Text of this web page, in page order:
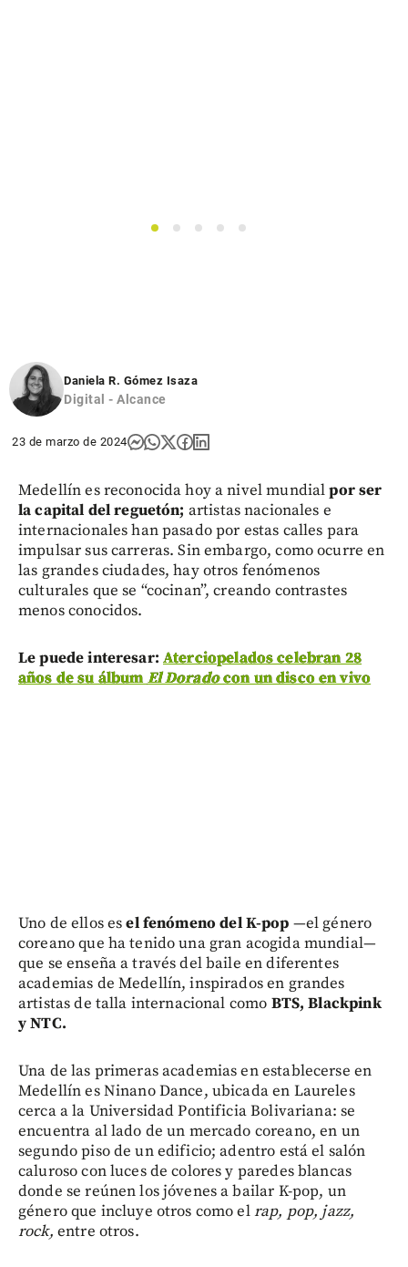
1 2 3 4 5
Daniela R. Gómez Isaza
Digital - Alcance
23 de marzo de 2024
Medellín es reconocida hoy a nivel mundialpor ser
la capital del reguetón; artistas nacionales e
internacionales han pasado por estas calles para
impulsar sus carreras. Sin embargo, como ocurre en
las grandes ciudades, hay otros fenómenos
culturales que se “cocinan”, creando contrastes
menos conocidos.
Le puede interesar: Aterciopelados celebran 28
años de su álbumEl Doradocon un disco en vivo
Uno de ellos esel fenómeno del K-pop —el género
coreano que ha tenido una gran acogida mundial—
que se enseña a través del baile en diferentes
academias de Medellín, inspirados en grandes
artistas de talla internacional como BTS, Blackpink
y NTC.
Una de las primeras academias en establecerse en
Medellín es Ninano Dance, ubicada en Laureles
cerca a la Universidad Pontificia Bolivariana: se
encuentra al lado de un mercado coreano, en un
segundo piso de un edificio; adentro está el salón
caluroso con luces de colores y paredes blancas
donde se reúnen los jóvenes a bailar K-pop, un
género que incluye otros como elrap, pop, jazz,
rock, entre otros.